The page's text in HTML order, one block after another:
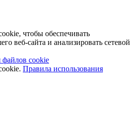
чтобы обеспечивать
веб-сайта и анализировать сетевой
файлов cookie
Правила использования